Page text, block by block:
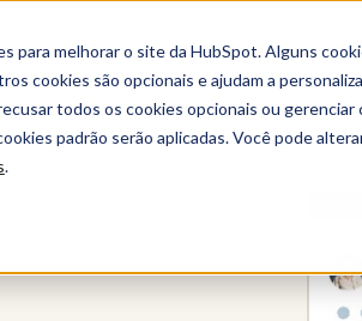
para melhorar o site da HubSpot. Alguns
cookies são opcionais e ajudam a
todos os cookies opcionais ou
padrão serão aplicadas. Você pode
.
CRM Inteligente da HubSpot